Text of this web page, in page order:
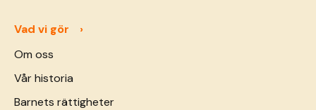
Vad vi gör
Om oss
Vår historia
Barnets rättigheter